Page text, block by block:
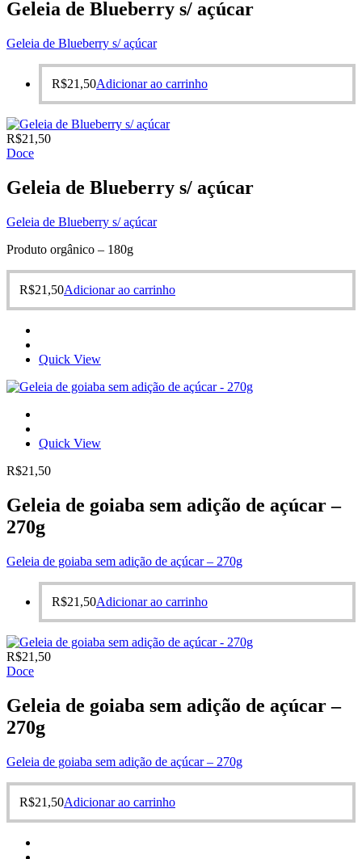
Geleia de Blueberry s/ açúcar
Geleia de Blueberry s/ açúcar
R$21,50Adicionar ao carrinho
R$21,50
Doce
Geleia de Blueberry s/ açúcar
Geleia de Blueberry s/ açúcar
Produto orgânico – 180g
R$21,50Adicionar ao carrinho
Quick View
Quick View
R$21,50
Geleia de goiaba sem adição de açúcar –
270g
Geleia de goiaba sem adição de açúcar – 270g
R$21,50Adicionar ao carrinho
R$21,50
Doce
Geleia de goiaba sem adição de açúcar –
270g
Geleia de goiaba sem adição de açúcar – 270g
R$21,50Adicionar ao carrinho